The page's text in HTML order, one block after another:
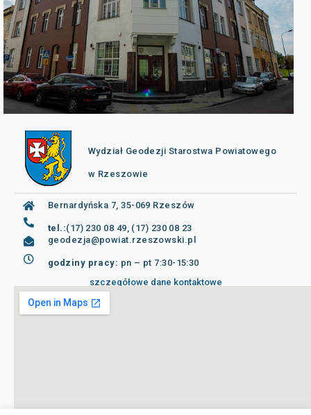
Wydział Geodezji Starostwa Powiatowego
w Rzeszowie
Bernardyńska 7, 35-069 Rzeszów
tel.:(17) 230 08 49, (17) 230 08 23
geodezja@powiat.rzeszowski.pl
godziny pracy: pn – pt 7:30-15:30
szczegółowe dane kontaktowe